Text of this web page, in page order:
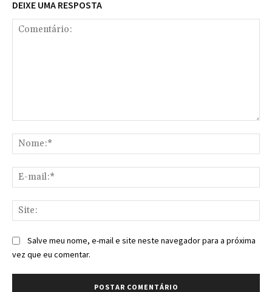
DEIXE UMA RESPOSTA
Salve meu nome, e-mail e site neste navegador para a próxima
vez que eu comentar.